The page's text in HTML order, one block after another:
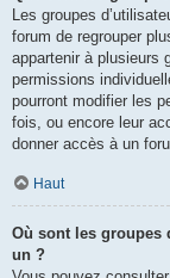
Les groupes
forum de regrouper
appartenir à plusieurs
permissions
pourront modifier les
fois, ou encore leur
donner accès à un
Haut
Où sont les groupes
un ?